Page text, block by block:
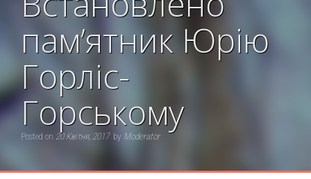
пам’ятник Юрію
Горліс-
Горському
Posted on 20 Квітня, 2017 by Moderator